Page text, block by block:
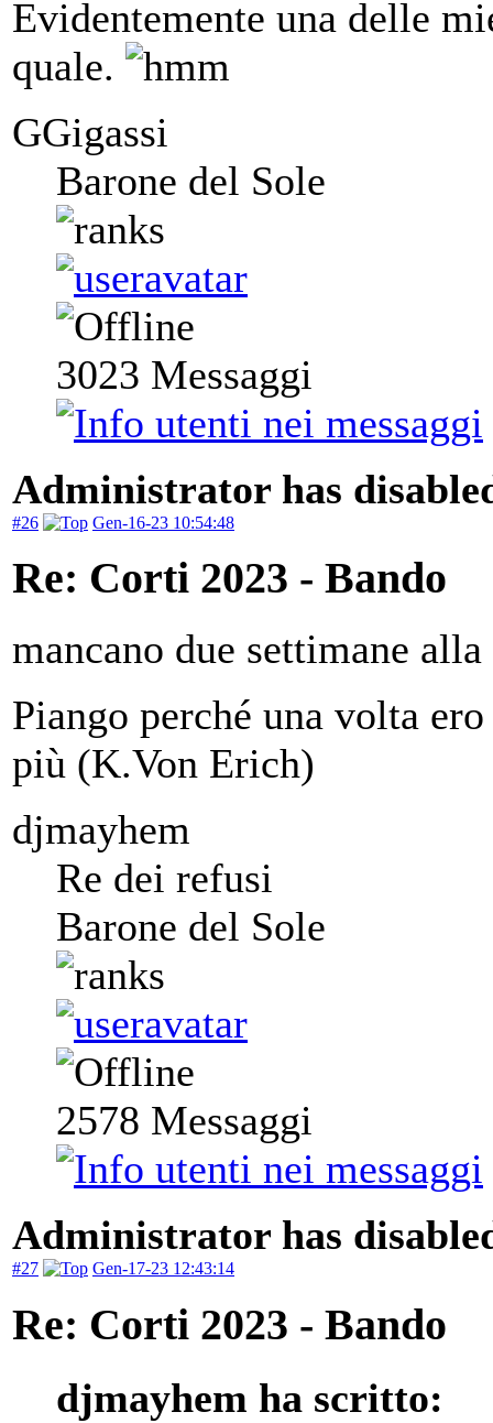
Evidentemente una delle
quale.
GGigassi
Barone del Sole
3023 Messaggi
Administrator has
#26 Gen-16-23 10:54:48
Re: Corti 2023 - Bando
mancano due settimane alla
Piango perché una volta
più (K.Von Erich)
djmayhem
Re dei refusi
Barone del Sole
2578 Messaggi
Administrator has
#27 Gen-17-23 12:43:14
Re: Corti 2023 - Bando
djmayhem ha scritto: